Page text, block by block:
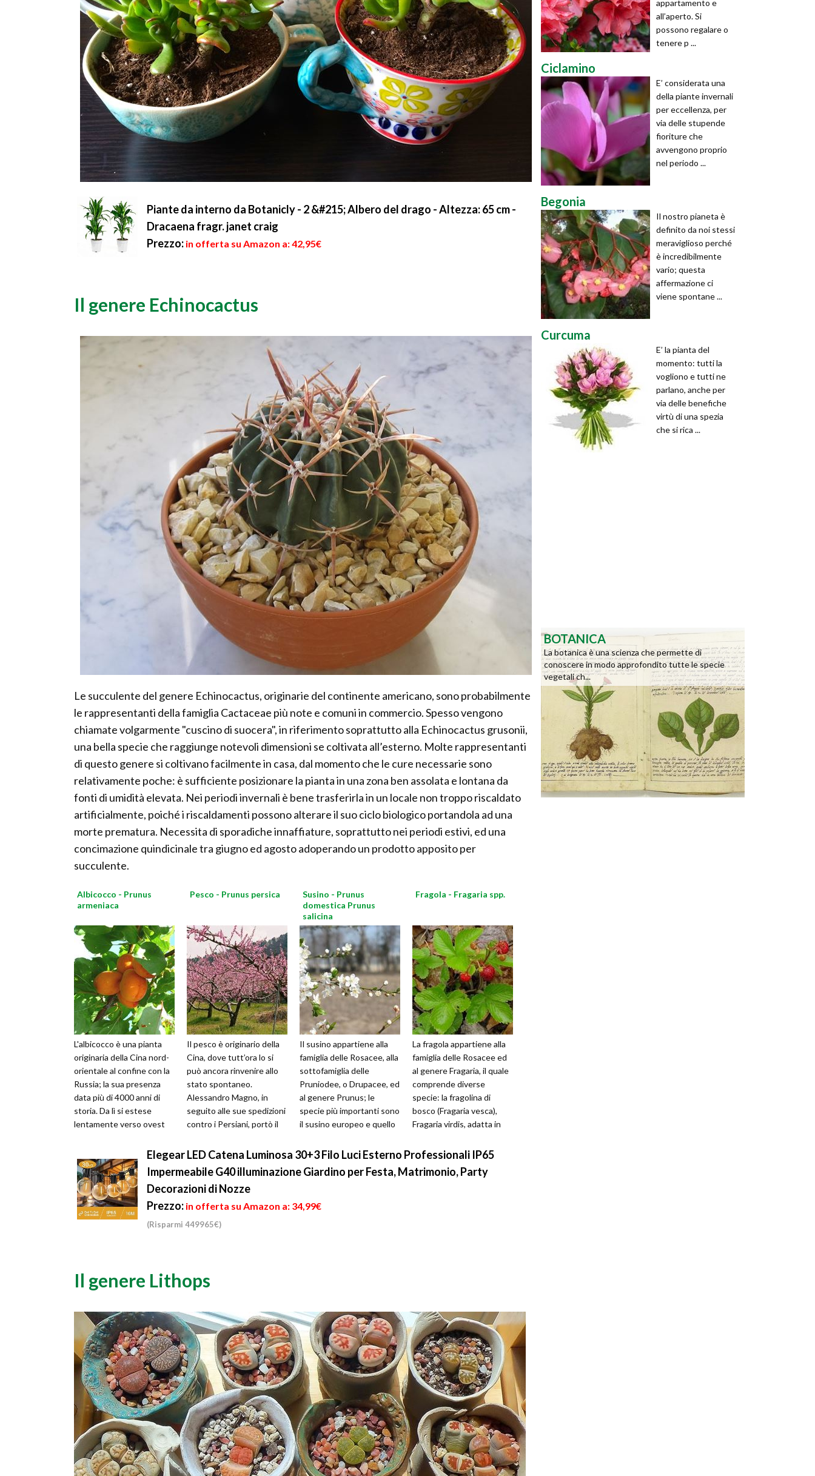
Piante da interno da Botanicly - 2 &#215; Albero del drago - Altezza: 65 cm -
Dracaena fragr. janet craig
Prezzo: in offerta su Amazon a: 42,95€
Il genere Echinocactus
Le succulente del genere Echinocactus, originarie del continente americano, sono probabilmente
le rappresentanti della famiglia Cactaceae più note e comuni in commercio. Spesso vengono
chiamate volgarmente "cuscino di suocera", in riferimento soprattutto alla Echinocactus grusonii,
una bella specie che raggiunge notevoli dimensioni se coltivata all’esterno. Molte rappresentanti
di questo genere si coltivano facilmente in casa, dal momento che le cure necessarie sono
relativamente poche: è sufficiente posizionare la pianta in una zona ben assolata e lontana da
fonti di umidità elevata. Nei periodi invernali è bene trasferirla in un locale non troppo riscaldato
artificialmente, poiché i riscaldamenti possono alterare il suo ciclo biologico portandola ad una
morte prematura. Necessita di sporadiche innaffiature, soprattutto nei periodi estivi, ed una
concimazione quindicinale tra giugno ed agosto adoperando un prodotto apposito per
succulente.
Albicocco - Prunus
armeniaca
L'albicocco è una pianta
originaria della Cina nord-
orientale al confine con la
Russia; la sua presenza
data più di 4000 anni di
storia. Da lì si estese
lentamente verso ovest
Pesco - Prunus persica
Il pesco è originario della
Cina, dove tutt’ora lo si
può ancora rinvenire allo
stato spontaneo.
Alessandro Magno, in
seguito alle sue spedizioni
contro i Persiani, portò il
Susino - Prunus
domestica Prunus
salicina
Il susino appartiene alla
famiglia delle Rosacee, alla
sottofamiglia delle
Pruniodee, o Drupacee, ed
al genere Prunus; le
specie più importanti sono
il susino europeo e quello
Fragola - Fragaria spp.
La fragola appartiene alla
famiglia delle Rosacee ed
al genere Fragaria, il quale
comprende diverse
specie: la fragolina di
bosco (Fragaria vesca),
Fragaria virdis, adatta in
Elegear LED Catena Luminosa 30+3 Filo Luci Esterno Professionali IP65
Impermeabile G40 illuminazione Giardino per Festa, Matrimonio, Party
Decorazioni di Nozze
Prezzo: in offerta su Amazon a: 34,99€
(Risparmi 449965€)
Il genere Lithops
appartamento e
all’aperto. Si
possono regalare o
tenere p ...
Ciclamino
E’ considerata una
della piante invernali
per eccellenza, per
via delle stupende
fioriture che
avvengono proprio
nel periodo ...
Begonia
Il nostro pianeta è
definito da noi stessi
meraviglioso perché
è incredibilmente
vario; questa
affermazione ci
viene spontane ...
Curcuma
E’ la pianta del
momento: tutti la
vogliono e tutti ne
parlano, anche per
via delle benefiche
virtù di una spezia
che si rica ...
BOTANICA
La botanica è una scienza che permette di
conoscere in modo approfondito tutte le specie
vegetali ch...